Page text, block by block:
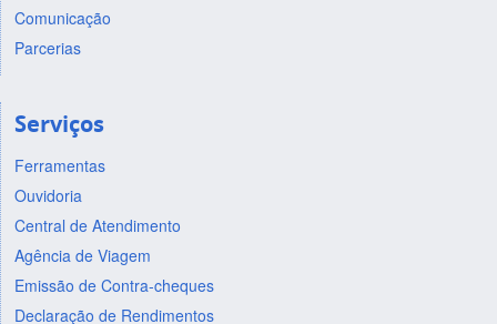
Comunicação
Parcerias
Serviços
Ferramentas
Ouvidoria
Central de Atendimento
Agência de Viagem
Emissão de Contra-cheques
Declaração de Rendimentos